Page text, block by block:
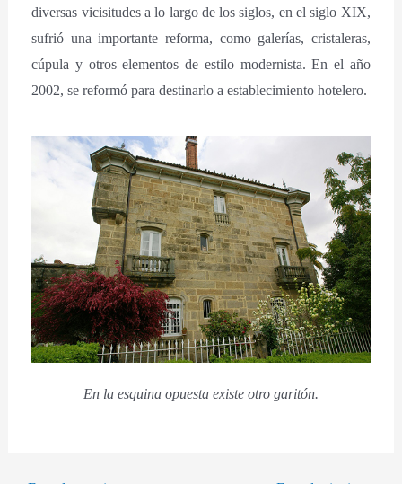
diversas vicisitudes a lo largo de los siglos, en el siglo XIX,
sufrió una importante reforma, como galerías, cristaleras,
cúpula y otros elementos de estilo modernista. En el año
2002, se reformó para destinarlo a establecimiento hotelero.
En la esquina opuesta existe otro garitón.